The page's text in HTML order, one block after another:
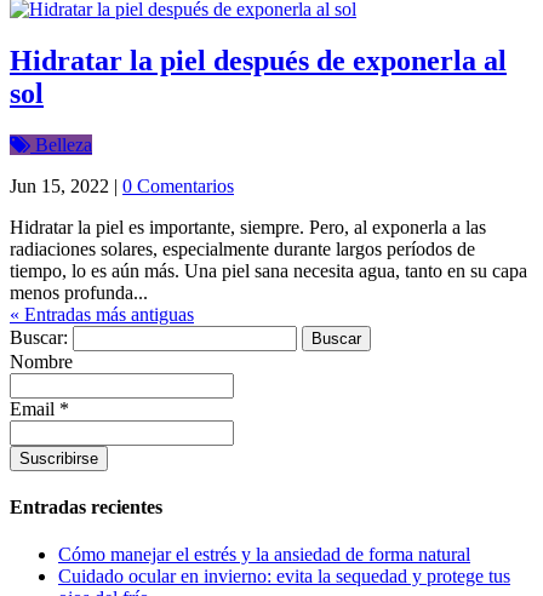
Hidratar la piel después de exponerla al
sol
Belleza
Jun 15, 2022 | 0 Comentarios
Hidratar la piel es importante, siempre. Pero, al exponerla a las
radiaciones solares, especialmente durante largos períodos de
tiempo, lo es aún más. Una piel sana necesita agua, tanto en su capa
menos profunda...
« Entradas más antiguas
Buscar:
Nombre
Email *
Entradas recientes
Cómo manejar el estrés y la ansiedad de forma natural
Cuidado ocular en invierno: evita la sequedad y protege tus